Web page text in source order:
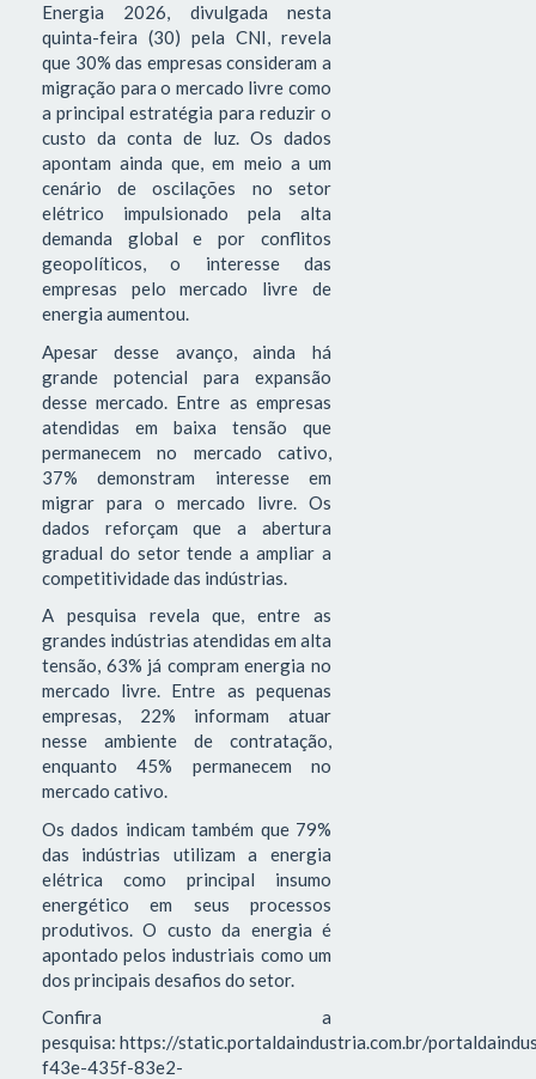
Energia 2026, divulgada nesta
quinta-feira (30) pela CNI, revela
que 30% das empresas consideram a
migração para o mercado livre como
a principal estratégia para reduzir o
custo da conta de luz. Os dados
apontam ainda que, em meio a um
cenário de oscilações no setor
elétrico impulsionado pela alta
demanda global e por conflitos
geopolíticos, o interesse das
empresas pelo mercado livre de
energia aumentou.
Apesar desse avanço, ainda há
grande potencial para expansão
desse mercado. Entre as empresas
atendidas em baixa tensão que
permanecem no mercado cativo,
37% demonstram interesse em
migrar para o mercado livre. Os
dados reforçam que a abertura
gradual do setor tende a ampliar a
competitividade das indústrias.
A pesquisa revela que, entre as
grandes indústrias atendidas em alta
tensão, 63% já compram energia no
mercado livre. Entre as pequenas
empresas, 22% informam atuar
nesse ambiente de contratação,
enquanto 45% permanecem no
mercado cativo.
Os dados indicam também que 79%
das indústrias utilizam a energia
elétrica como principal insumo
energético em seus processos
produtivos. O custo da energia é
apontado pelos industriais como um
dos principais desafios do setor.
Confira a
pesquisa: https://static.portaldaindustria.com.br/
f43e-435f-83e2-